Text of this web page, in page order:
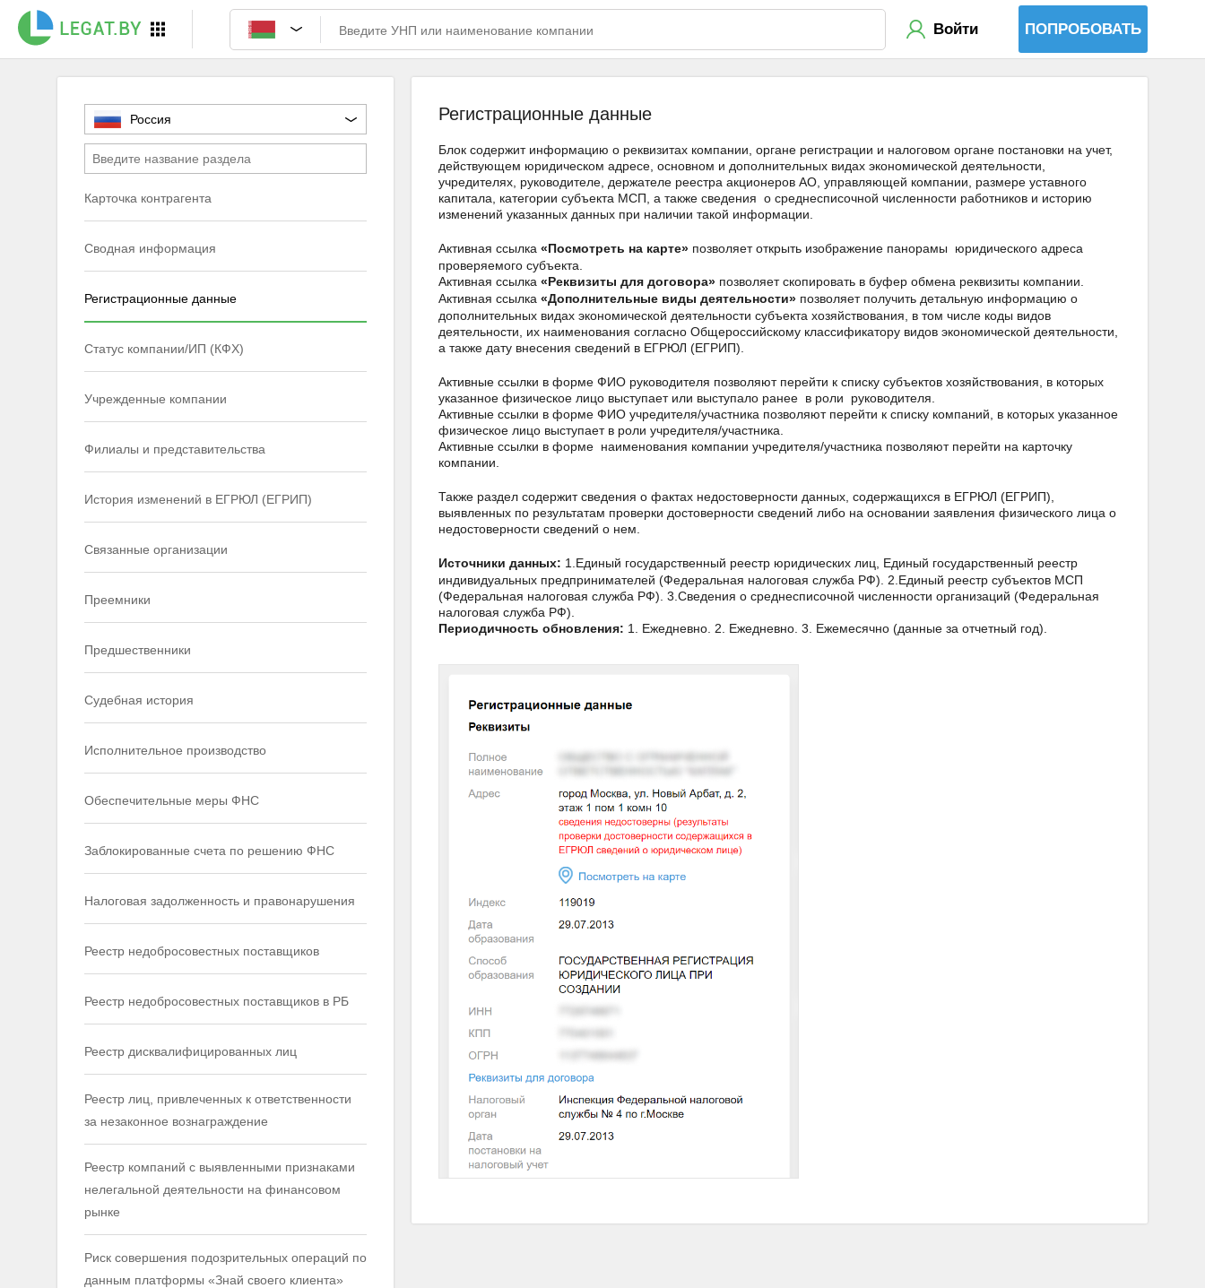
Войти ПОПРОБОВАТЬ
Россия
Карточка контрагента
Сводная информация
Регистрационные данные
Статус компании/ИП (КФХ)
Учрежденные компании
Филиалы и представительства
История изменений в ЕГРЮЛ (ЕГРИП)
Связанные организации
Преемники
Предшественники
Судебная история
Исполнительное производство
Обеспечительные меры ФНС
Заблокированные счета по решению ФНС
Налоговая задолженность и правонарушения
Реестр недобросовестных поставщиков
Реестр недобросовестных поставщиков в РБ
Реестр дисквалифицированных лиц
Реестр лиц, привлеченных к ответственности
за незаконное вознаграждение
Реестр компаний с выявленными признаками
нелегальной деятельности на финансовом
рынке
Риск совершения подозрительных операций по
данным платформы «Знай своего клиента»
Регистрационные данные
Блок содержит информацию о реквизитах компании, органе регистрации и налоговом органе постановки на учет,
действующем юридическом адресе, основном и дополнительных видах экономической деятельности,
учредителях, руководителе, держателе реестра акционеров АО, управляющей компании, размере уставного
капитала, категории субъекта МСП, а также сведения о среднесписочной численности работников и историю
изменений указанных данных при наличии такой информации.
Активная ссылка «Посмотреть на карте» позволяет открыть изображение панорамы юридического адреса
проверяемого субъекта.
Активная ссылка «Реквизиты для договора» позволяет скопировать в буфер обмена реквизиты компании.
Активная ссылка «Дополнительные виды деятельности» позволяет получить детальную информацию о
дополнительных видах экономической деятельности субъекта хозяйствования, в том числе коды видов
деятельности, их наименования согласно Общероссийскому классификатору видов экономической деятельности,
а также дату внесения сведений в ЕГРЮЛ (ЕГРИП).
Активные ссылки в форме ФИО руководителя позволяют перейти к списку субъектов хозяйствования, в которых
указанное физическое лицо выступает или выступало ранее в роли руководителя.
Активные ссылки в форме ФИО учредителя/участника позволяют перейти к списку компаний, в которых указанное
физическое лицо выступает в роли учредителя/участника.
Активные ссылки в форме наименования компании учредителя/участника позволяют перейти на карточку
компании.
Также раздел содержит сведения о фактах недостоверности данных, содержащихся в ЕГРЮЛ (ЕГРИП),
выявленных по результатам проверки достоверности сведений либо на основании заявления физического лица о
недостоверности сведений о нем.
Источники данных: 1.Единый государственный реестр юридических лиц, Единый государственный реестр
индивидуальных предпринимателей (Федеральная налоговая служба РФ). 2.Единый реестр субъектов МСП
(Федеральная налоговая служба РФ). 3.Сведения о среднесписочной численности организаций (Федеральная
налоговая служба РФ).
Периодичность обновления: 1. Ежедневно. 2. Ежедневно. 3. Ежемесячно (данные за отчетный год).